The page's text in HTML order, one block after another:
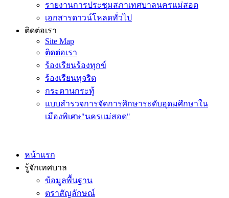
รายงานการประชุมสภาเทศบาลนครแม่สอด
เอกสารดาวน์โหลดทั่วไป
ติดต่อเรา
Site Map
ติดต่อเรา
ร้องเรียนร้องทุกข์
ร้องเรียนทุจริต
กระดานกระทู้
แบบสำรวจการจัดการศึกษาระดับอุดมศึกษาใน
เมืองพิเศษ"นครแม่สอด"
หน้าแรก
รู้จักเทศบาล
ข้อมูลพื้นฐาน
ตราสัญลักษณ์